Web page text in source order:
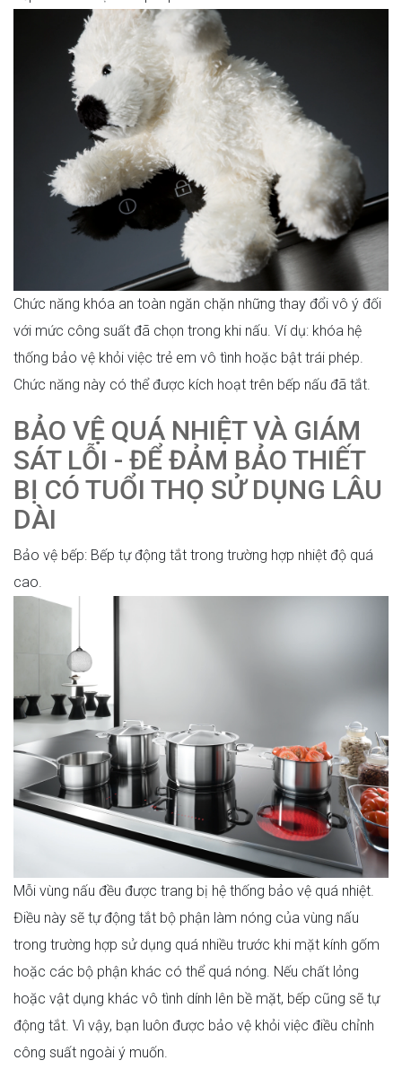
Chức năng khóa an toàn ngăn chặn những thay đổi vô ý đối
với mức công suất đã chọn trong khi nấu. Ví dụ: khóa hệ
thống bảo vệ khỏi việc trẻ em vô tình hoặc bật trái phép.
Chức năng này có thể được kích hoạt trên bếp nấu đã tắt.
BẢO VỆ QUÁ NHIỆT VÀ GIÁM
SÁT LỖI - ĐỂ ĐẢM BẢO THIẾT
BỊ CÓ TUỔI THỌ SỬ DỤNG LÂU
DÀI
Bảo vệ bếp: Bếp tự động tắt trong trường hợp nhiệt độ quá
cao.
Mỗi vùng nấu đều được trang bị hệ thống bảo vệ quá nhiệt.
Điều này sẽ tự động tắt bộ phận làm nóng của vùng nấu
trong trường hợp sử dụng quá nhiều trước khi mặt kính gốm
hoặc các bộ phận khác có thể quá nóng. Nếu chất lỏng
hoặc vật dụng khác vô tình dính lên bề mặt, bếp cũng sẽ tự
động tắt. Vì vậy, bạn luôn được bảo vệ khỏi việc điều chỉnh
công suất ngoài ý muốn.